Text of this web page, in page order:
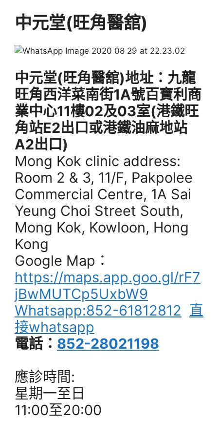
中元堂(旺角醫舘)
中元堂(旺角醫舘)地址：九龍
旺角西洋菜南街1A號百寶利商
業中心11樓02及03室(港鐵旺
角站E2出口或港鐵油麻地站
A2出口)
Mong Kok clinic address:
Room 2 & 3, 11/F, Pakpolee
Commercial Centre, 1A Sai
Yeung Choi Street South,
Mong Kok, Kowloon, Hong
Kong
Google Map：
https://maps.app.goo.gl/rF7
jBwMUTCp5UxbW9
Whatsapp:852-61812812 直
接whatsapp
電話： 852-28021198
應診時間:
星期一至日
11:00至20:00